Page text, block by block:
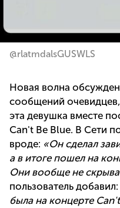
@rlatmdalsGUSWLS
Новая волна
сообщений
эта девушка вместе
Can't Be Blue. В Сети
вроде: «Он сделал
а в итоге пошел на
Они вообще не
пользователь добавил:
была на концерте